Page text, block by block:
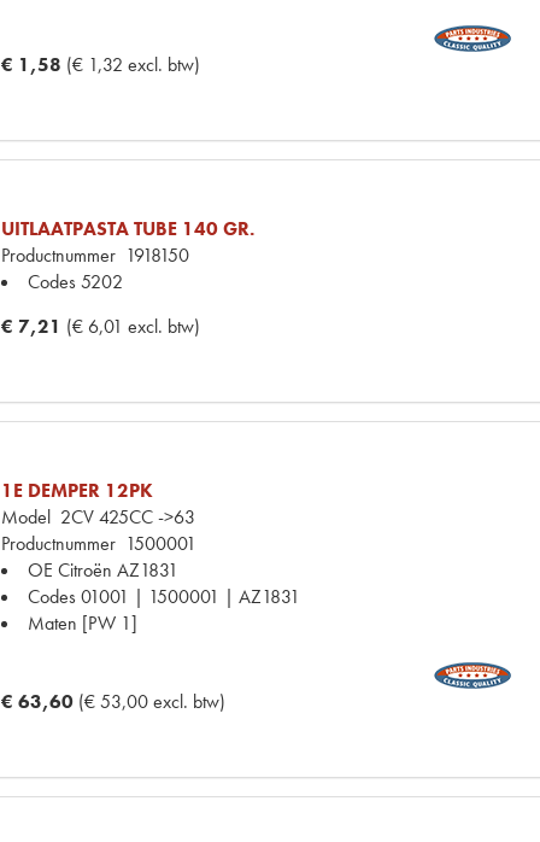
€ 1,58 (€ 1,32 excl. btw)
UITLAATPASTA TUBE 140 GR.
Productnummer 1918150
Codes5202
€ 7,21 (€ 6,01 excl. btw)
1E DEMPER 12PK
Model 2CV 425CC ->63
Productnummer 1500001
OE Citroën AZ1831
Codes01001 | 1500001 | AZ1831
Maten [PW 1]
€ 63,60 (€ 53,00 excl. btw)